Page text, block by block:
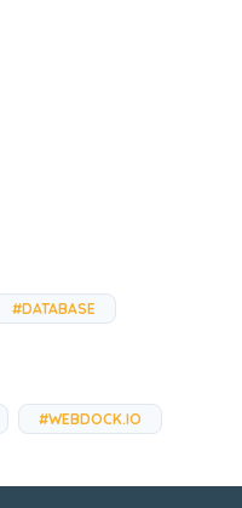
#DATABASE
#WEBDOCK.IO